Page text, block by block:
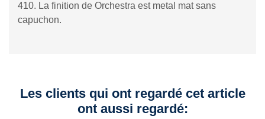
410. La finition de Orchestra est metal mat sans
capuchon.
Les clients qui ont regardé cet article
ont aussi regardé: